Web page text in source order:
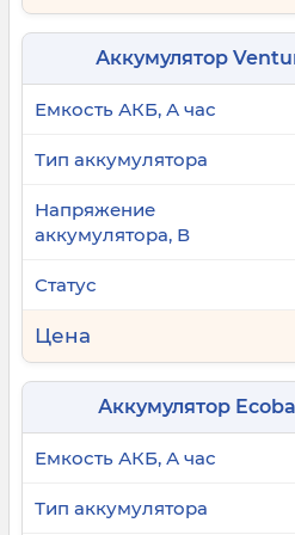
Как выбрать
генератора?
конструкция. Свинцово-
чувствительность к
большие размеры.
эффективны —
отдачу даже в
если вы хотите
аккумуляторыдля
исключительной
Аккумулятор
Аккумулятор